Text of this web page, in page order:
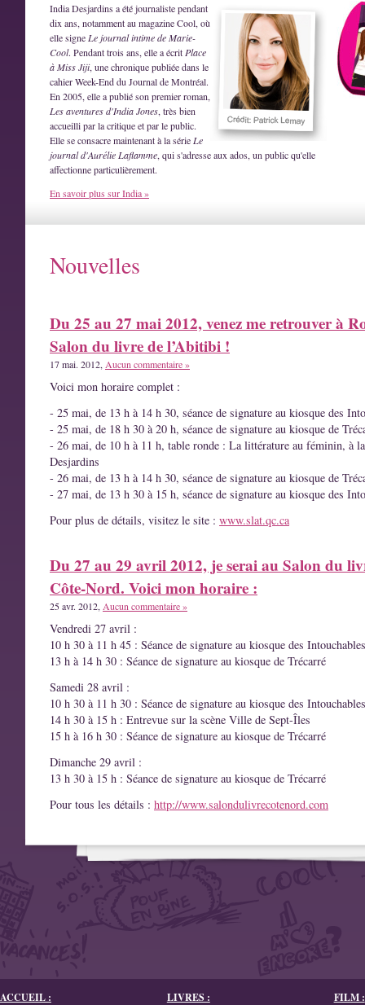
India Desjardins a été journaliste pendant
dix ans, notamment au magazine Cool, où
elle signe Le journal intime de Marie-
Cool. Pendant trois ans, elle a écrit Place
à Miss Jiji, une chronique publiée dans le
cahier Week-End du Journal de Montréal.
En 2005, elle a publié son premier roman,
Les aventures d'India Jones, très bien
accueilli par la critique et par le public.
Elle se consacre maintenant à la série Le
journal d'Aurélie Laflamme, qui s'adresse aux ados, un public qu'elle
affectionne particulièrement.
En savoir plus sur India »
Nouvelles
Du 25 au 27 mai 2012, venez me retrouver à
Salon du livre de l’Abitibi !
17 mai. 2012, Aucun commentaire »
Voici mon horaire complet :
- 25 mai, de 13 h à 14 h 30, séance de signature au kiosque des
- 25 mai, de 18 h 30 à 20 h, séance de signature au kiosque de
- 26 mai, de 10 h à 11 h, table ronde : La littérature au féminin, à
Desjardins
- 26 mai, de 13 h à 14 h 30, séance de signature au kiosque de
- 27 mai, de 13 h 30 à 15 h, séance de signature au kiosque des
Pour plus de détails, visitez le site : www.slat.qc.ca
Du 27 au 29 avril 2012, je serai au Salon du
Côte-Nord. Voici mon horaire :
25 avr. 2012, Aucun commentaire »
Vendredi 27 avril :
10 h 30 à 11 h 45 : Séance de signature au kiosque des Intouchables
13 h à 14 h 30 : Séance de signature au kiosque de Trécarré
Samedi 28 avril :
10 h 30 à 11 h 30 : Séance de signature au kiosque des Intouchables
14 h 30 à 15 h : Entrevue sur la scène Ville de Sept-Îles
15 h à 16 h 30 : Séance de signature au kiosque de Trécarré
Dimanche 29 avril :
13 h 30 à 15 h : Séance de signature au kiosque de Trécarré
Pour tous les détails : http://www.salondulivrecotenord.com
ACCUEIL : LIVRES : FILM :